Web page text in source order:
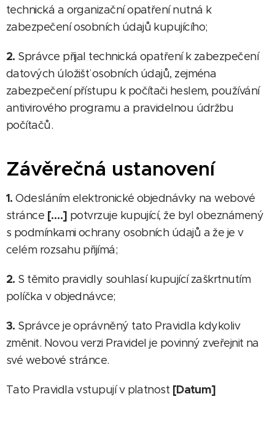
technická a organizační opatření nutná k
zabezpečení osobních údajů kupujícího;
2. Správce přijal technická opatření k zabezpečení
datových úložišť osobních údajů, zejména
zabezpečení přístupu k počítači heslem, používání
antivirového programu a pravidelnou údržbu
počítačů.
Závěrečná ustanovení
1.Odesláním elektronické objednávky na webové
stránce [….] potvrzuje kupující, že byl obeznámený
s podmínkami ochrany osobních údajů a že je v
celém rozsahu přijímá;
2. S těmito pravidly souhlasí kupující zaškrtnutím
políčka v objednávce;
3. Správce je oprávněný tato Pravidla kdykoliv
změnit. Novou verzi Pravidel je povinný zveřejnit na
své webové stránce.
Tato Pravidla vstupují v platnost [Datum]